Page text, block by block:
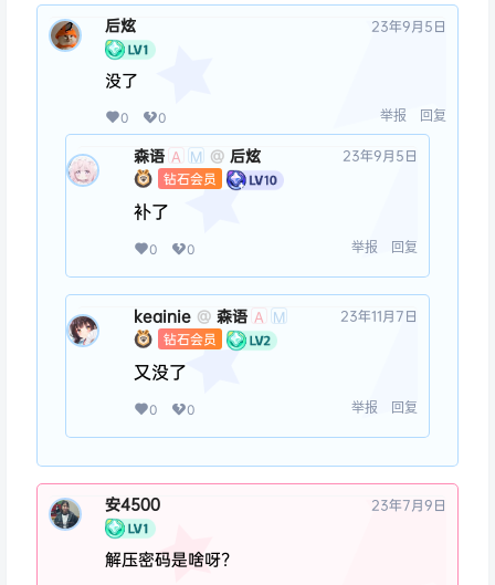
后炫 23年9月5日
没了
0 0 举报 回复
森语 A M @ 后炫
钻石会员
23年9月5日
补了
0 0 举报 回复
keainie @ 森语 A M
钻石会员
23年11月7日
又没了
0 0 举报 回复
安4500 23年7月9日
解压密码是啥呀?